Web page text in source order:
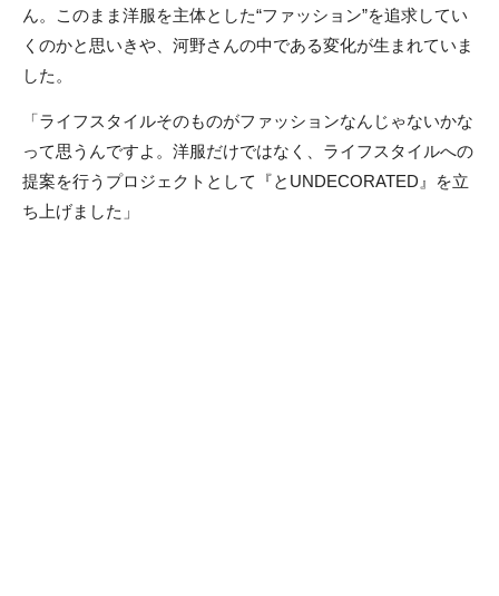
ん。このまま洋服を主体とした“ファッション”を追求してい
くのかと思いきや、河野さんの中である変化が生まれていま
した。
「ライフスタイルそのものがファッションなんじゃないかな
って思うんですよ。洋服だけではなく、ライフスタイルへの
提案を行うプロジェクトとして『とUNDECORATED』を立
ち上げました」